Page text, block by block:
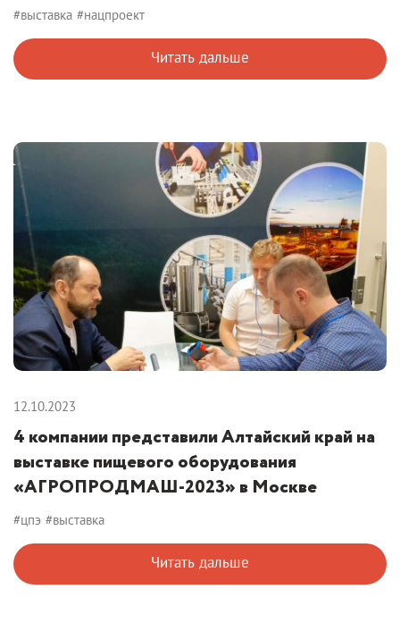
#выставка #нацпроект
Читать дальше
12.10.2023
4 компании представили Алтайский край на
выставке пищевого оборудования
«АГРОПРОДМАШ-2023» в Москве
#цпэ #выставка
Читать дальше